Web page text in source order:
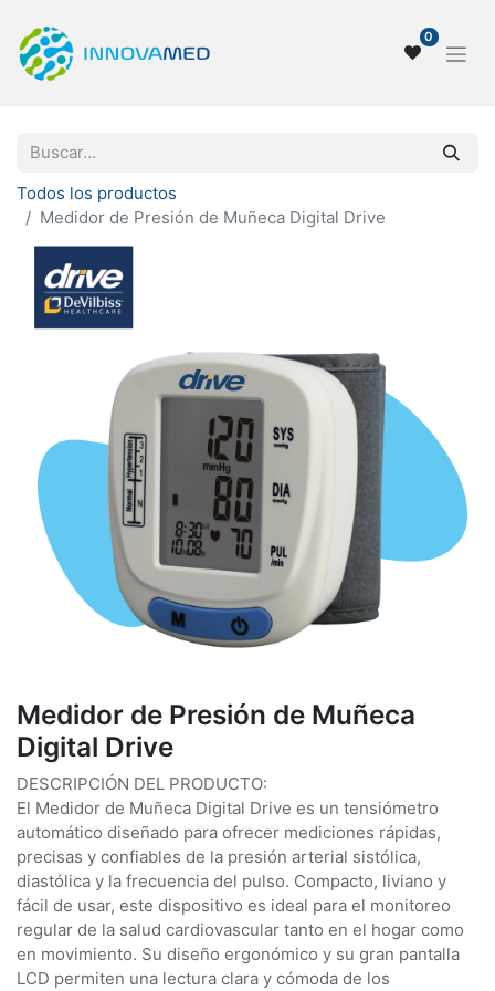
0
Todos los productos
Medidor de Presión de Muñeca Digital Drive
Medidor de Presión de Muñeca
Digital Drive
DESCRIPCIÓN DEL PRODUCTO:
El Medidor de Muñeca Digital Drive es un tensiómetro
automático diseñado para ofrecer mediciones rápidas,
precisas y confiables de la presión arterial sistólica,
diastólica y la frecuencia del pulso. Compacto, liviano y
fácil de usar, este dispositivo es ideal para el monitoreo
regular de la salud cardiovascular tanto en el hogar como
en movimiento. Su diseño ergonómico y su gran pantalla
LCD permiten una lectura clara y cómoda de los